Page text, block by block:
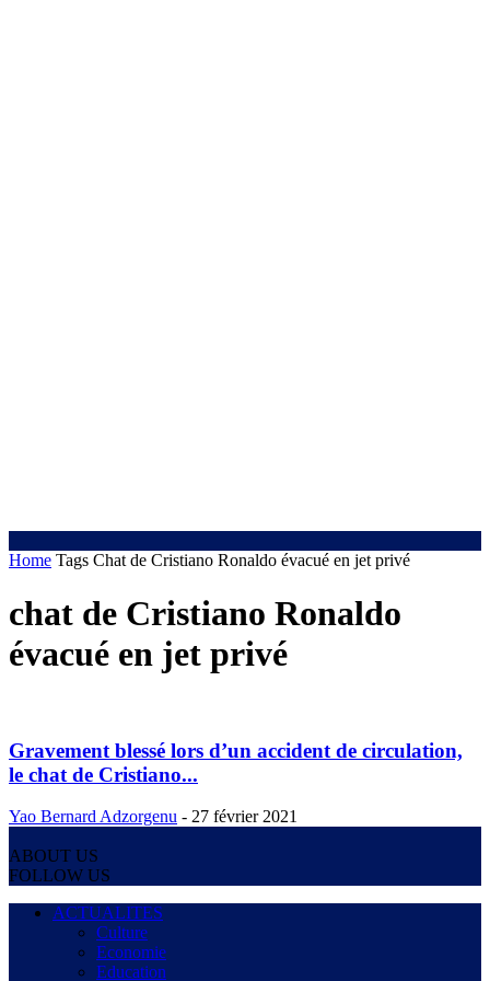
Home Tags Chat de Cristiano Ronaldo évacué en jet privé
chat de Cristiano Ronaldo
évacué en jet privé
Gravement blessé lors d’un accident de circulation,
le chat de Cristiano...
Yao Bernard Adzorgenu - 27 février 2021
ABOUT US
FOLLOW US
ACTUALITES
Culture
Economie
Education